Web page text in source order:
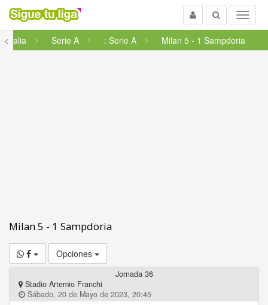
Menu
Buscar
Usuario
< Italia Serie A : Serie A Milan 5 - 1 Sampdoria
Milan 5 - 1 Sampdoria
Opciones
Jornada 36
Stadio Artemio Franchi
Sábado, 20 de Mayo de 2023, 20:45